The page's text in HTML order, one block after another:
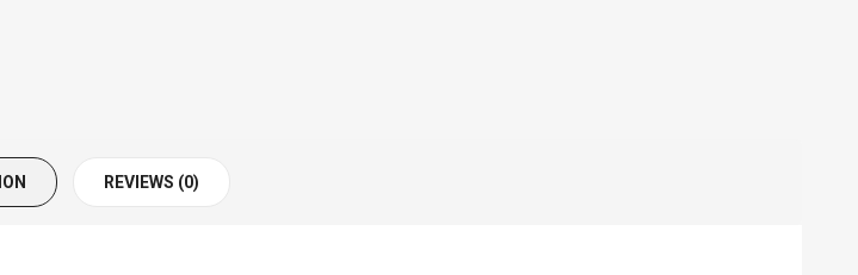
REVIEWS (0)